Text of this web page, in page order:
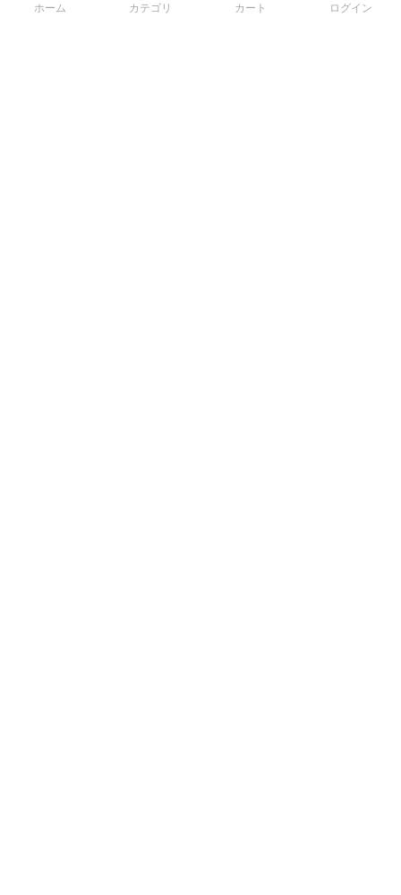
ホーム カテゴリ カート ログイン